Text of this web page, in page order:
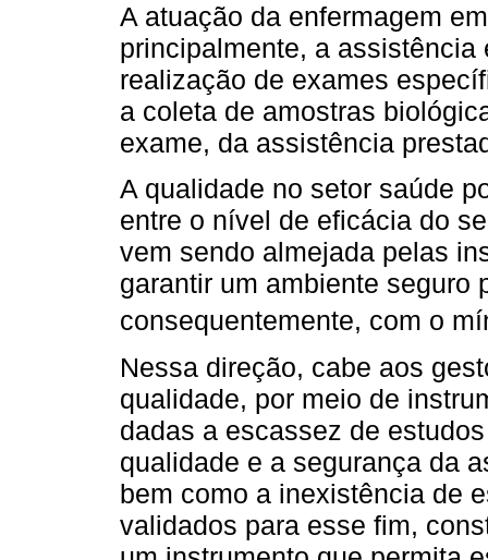
A atuação da enfermagem
principalmente, a assistência
realização de exames
a coleta de amostras
exame, da assistência
A qualidade no setor saúde
entre o nível de eficácia do
vem sendo almejada pelas
garantir um ambiente seguro
consequentemente, com o
Nessa direção, cabe aos
qualidade, por meio de
dadas a escassez de
qualidade e a segurança da
bem como a inexistência de
validados para esse fim,